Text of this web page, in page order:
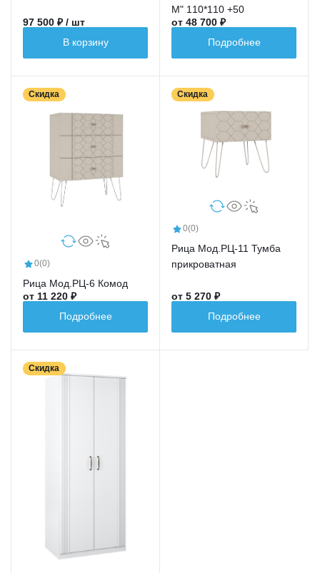
97 500 ₽ / шт
В корзину
М" 110*110 +50
от 48 700 ₽
Подробнее
Скидка
0(0)
Рица Мод.РЦ-6 Комод
от 11 220 ₽
Подробнее
Скидка
0(0)
Рица Мод.РЦ-11 Тумба
прикроватная
от 5 270 ₽
Подробнее
Скидка